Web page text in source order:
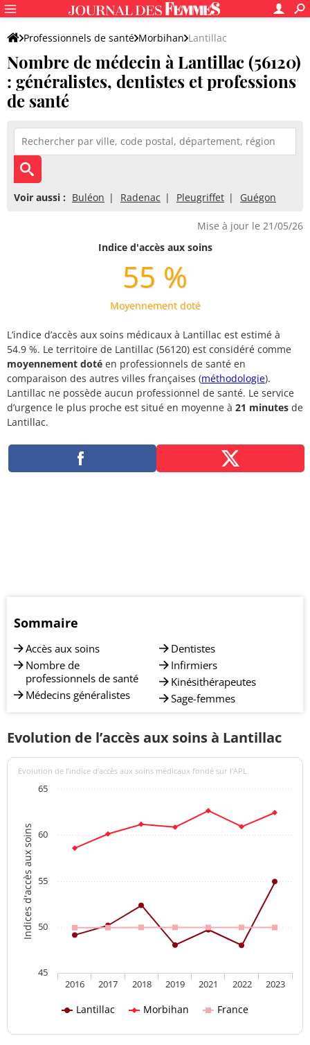
Professionnels de santé Morbihan Lantillac
Nombre de médecin à Lantillac (56120)
: généralistes, dentistes et professions
de santé
Voir aussi : Buléon Radenac Pleugriffet Guégon
Mise à jour le 21/05/26
Indice d'accès aux soins
55 %
Moyennement doté
L’indice d’accès aux soins médicaux à Lantillac est estimé à
54.9 %. Le territoire de Lantillac (56120) est considéré comme
moyennement doté en professionnels de santé en
comparaison des autres villes françaises (méthodologie).
Lantillac ne possède aucun professionnel de santé. Le service
d’urgence le plus proche est situé en moyenne à 21 minutes de
Lantillac.
Sommaire
Accès aux soins
Nombre de
professionnels de santé
Médecins généralistes
Dentistes
Infirmiers
Kinésithérapeutes
Sage-femmes
Evolution de l’accès aux soins à Lantillac
Indices d'accès aux soins
Evolution de l’indice d’accès aux soins médicaux fondé sur l'APL
Lantillac Morbihan France
2016 2017 2018 2019 2021 2022 2023
45
50
55
60
65